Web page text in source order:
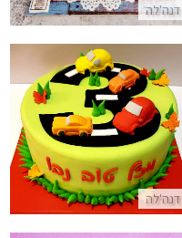
דנה'לה
דנה'לה
עוגת יום הולדת מכוניות
התקשר/י